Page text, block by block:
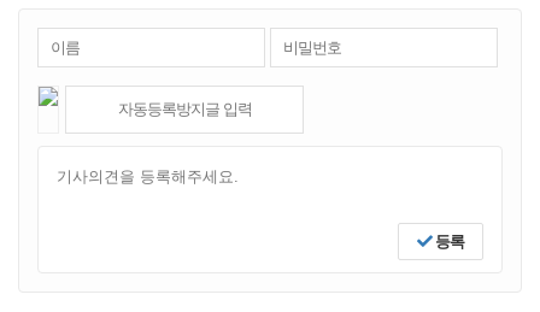
등록